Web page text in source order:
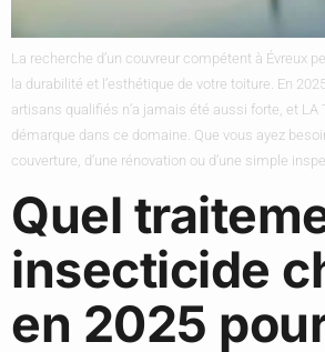
La recherche d’un couvreur compétent à Évreux
la durabilité et l’esthétique de votre toiture. En
artisans qualifiés n’a jamais été aussi forte, et LA
démarque dans ce domaine. Que vous ayez
couverture, d’une rénovation ou d’une simple
Quel
insecticide
en 2025